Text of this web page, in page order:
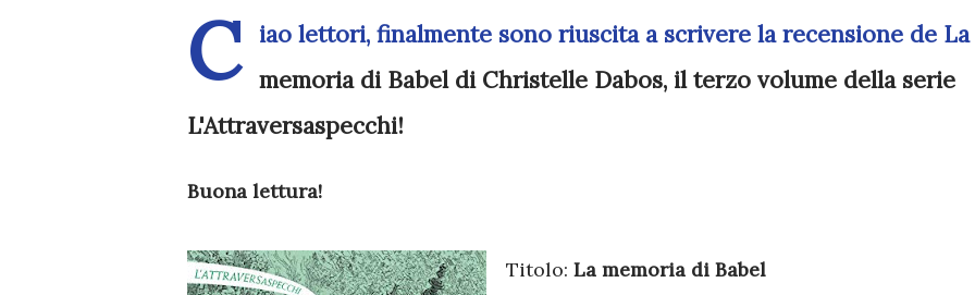
C iao lettori, finalmente sono riuscita a scrivere la recensione de La
memoria di Babeldi Christelle Dabos, il terzo volume della serie
L'Attraversaspecchi!
Buona lettura!
Titolo: La memoria di Babel